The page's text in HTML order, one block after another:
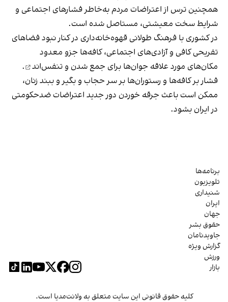
همچنین ترس از اعتراضات مردم به‌خاطر فشارهای اجتماعی و
شرایط سخت معیشتی، مستاصل شده است.
در کشوری با فرهنگ طولانی قهوه‌‌خانه‌داری در کنار نبود فضاهای
تفریحی کافی و آزادی‌های اجتماعی، کافه‌ها جزو معدود
مکان‌های مورد علاقه جوان‌ها برای جمع شدن و تنفس‌اند
.
فشار بر کافه‌ها و رستوران‌ها بر سر حجاب و بگیر و ببند زنان،
ممکن است باعث جرقه خوردن دور جدید اعتراضات ضدحکومتی
در ایران بشود.
برنامه‌ها
تلویزیون
شنیداری
ایران
جهان
حقوق بشر
جاویدنامان
گزارش ویژه
ورزش
بازار
کلیه حقوق قانونی این سایت متعلق به ولانت‌مدیا است.